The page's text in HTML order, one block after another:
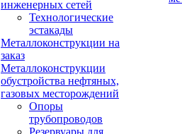
инженерных сетей
Технологические
эстакады
Металлоконструкции на
заказ
Металлоконструкции
обустройства нефтяных,
газовых месторождений
Опоры
трубопроводов
Резервуары для